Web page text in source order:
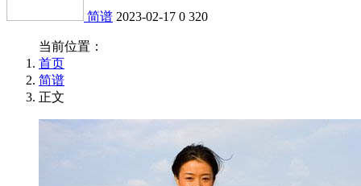
简谱 2023-02-17 0 320
当前位置：
首页
简谱
正文